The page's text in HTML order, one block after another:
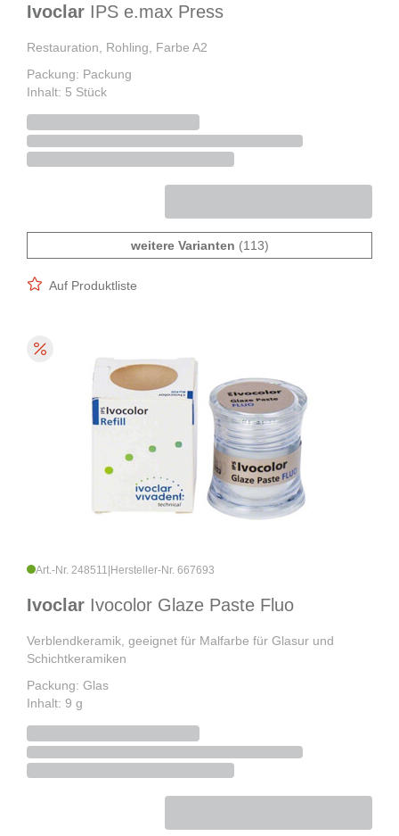
Ivoclar IPS e.max Press
Restauration, Rohling, Farbe A2
Packung: Packung
Inhalt: 5 Stück
weitere Varianten (113)
Auf Produktliste
Art.-Nr. 248511 Hersteller-Nr. 667693
Ivoclar Ivocolor Glaze Paste Fluo
Verblendkeramik, geeignet für Malfarbe für Glasur und
Schichtkeramiken
Packung: Glas
Inhalt: 9 g